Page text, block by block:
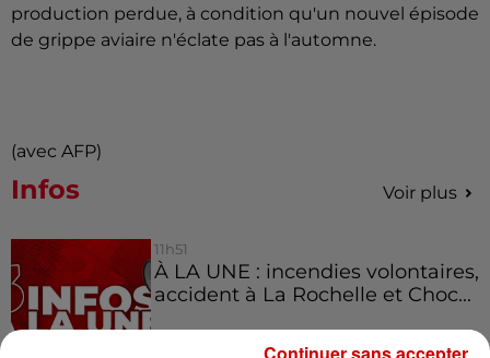
production perdue, à condition qu'un nouvel épisode
de grippe aviaire n'éclate pas à l'automne.
(avec AFP)
Infos Voir plus
11h51
À LA UNE : incendies volontaires,
accident à La Rochelle et Choc...